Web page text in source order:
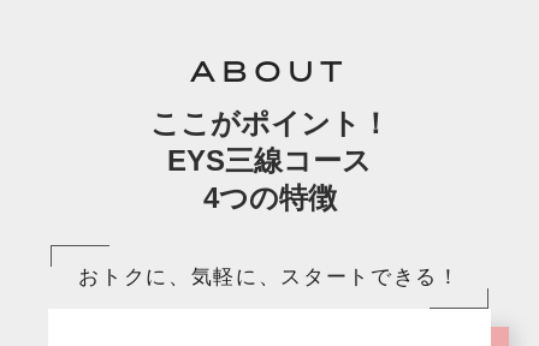
ABOUT
ここがポイント！
EYS三線コース
4つの特徴
おトクに、気軽に、スタートできる！